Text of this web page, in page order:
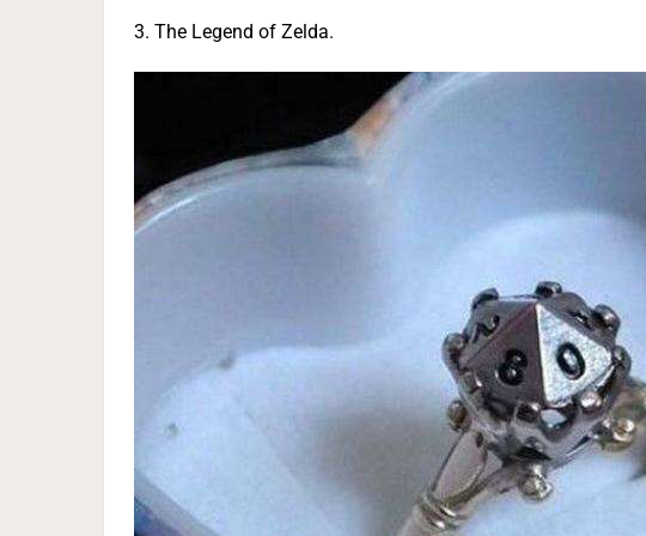
3. The Legend of Zelda.